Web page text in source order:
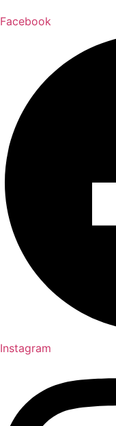
Facebook
Instagram